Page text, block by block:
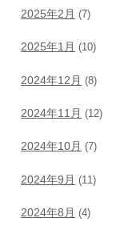
2025年2月 (7)
2025年1月 (10)
2024年12月 (8)
2024年11月 (12)
2024年10月 (7)
2024年9月 (11)
2024年8月 (4)